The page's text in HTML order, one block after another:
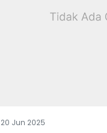
20 Jun 2025